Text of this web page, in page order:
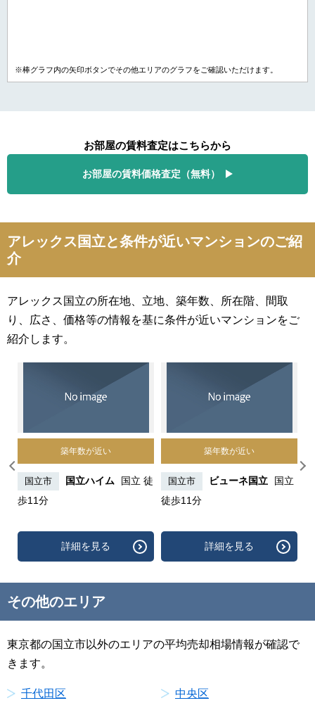
※棒グラフ内の矢印ボタンでその他エリアのグラフをご確認いただけます。
お部屋の賃料査定はこちらから
お部屋の賃料価格査定（無料）
アレックス国立と条件が近いマンションのご紹
介
アレックス国立の所在地、立地、築年数、所在階、間取
り、広さ、価格等の情報を基に条件が近いマンションをご
紹介します。
築年数が近い
国立市 国立ハイム
国立 徒
歩11分
詳細を見る
築年数が近い
国立市 ビューネ国立
国立
徒歩11分
詳細を見る
その他のエリア
東京都の国立市以外のエリアの平均売却相場情報が確認で
きます。
千代田区 中央区